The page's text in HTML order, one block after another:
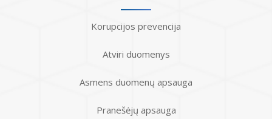
Korupcijos prevencija
Atviri duomenys
Asmens duomenų apsauga
Pranešėjų apsauga